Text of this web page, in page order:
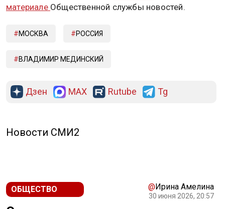
материале Общественной службы новостей.
МОСКВА РОССИЯ
ВЛАДИМИР МЕДИНСКИЙ
Дзен MAX Rutube Tg
Новости СМИ2
ОБЩЕСТВО @Ирина Амелина
30 июня 2026, 20:57